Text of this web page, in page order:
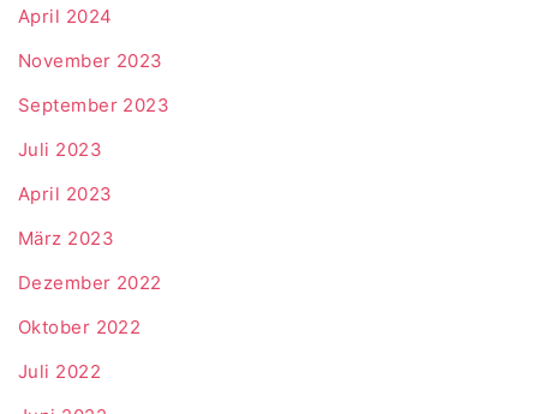
April 2024
November 2023
September 2023
Juli 2023
April 2023
März 2023
Dezember 2022
Oktober 2022
Juli 2022